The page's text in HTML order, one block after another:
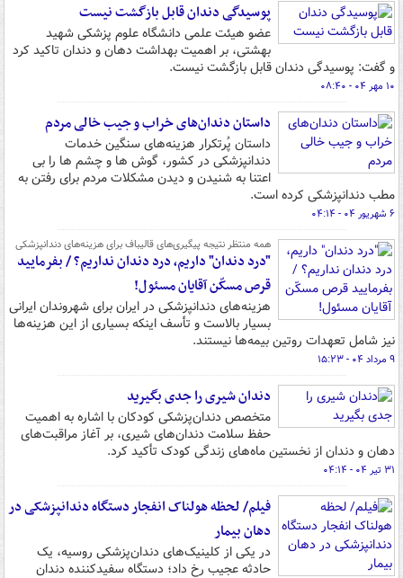
پوسیدگی دندان قابل بازگشت نیست
عضو هیئت علمی دانشگاه علوم پزشکی شهید
بهشتی، بر اهمیت بهداشت دهان و دندان تاکید کرد
و گفت: پوسیدگی دندان قابل بازگشت نیست.
۱۰ مهر ۰۴ - ۰۸:۴۰
داستان دندان‌های خراب و جیب خالی مردم
داستان پُرتکرار هزینه‌های سنگین خدمات
دندانپزشکی در کشور، گوش ها و چشم ها را بی
اعتنا به شنیدن و دیدن مشکلات مردم برای رفتن به
مطب دندانپزشکی کرده است.
۶ شهریور ۰۴ - ۰۴:۱۴
همه منتظر نتیجه پیگیری‌های قالیباف برای هزینه‌های دندانپزشکی
"درد دندان" داریم، درد دندان نداریم؟ / بفرمایید
قرص مسکّن آقایان مسئول!
هزینه‌های دندانپزشکی در ایران برای شهروندان ایرانی
بسیار بالاست و تأسف اینکه بسیاری از این هزینه‌ها
نیز شامل تعهدات روتین بیمه‌ها نیستند.
۹ مرداد ۰۴ - ۱۵:۲۳
دندان شیری را جدی بگیرید
متخصص دندان‌پزشکی کودکان با اشاره به اهمیت
حفظ سلامت دندان‌های شیری، بر آغاز مراقبت‌های
دهان و دندان از نخستین ماه‌های زندگی کودک تأکید کرد.
۳۱ تیر ۰۴ - ۰۴:۱۴
فیلم/ لحظه هولناک انفجار دستگاه دندانپزشکی در
دهان بیمار
در یکی از کلینیک‌های دندان‌پزشکی روسیه، یک
حادثه عجیب رخ داد؛ دستگاه سفیدکننده دندان